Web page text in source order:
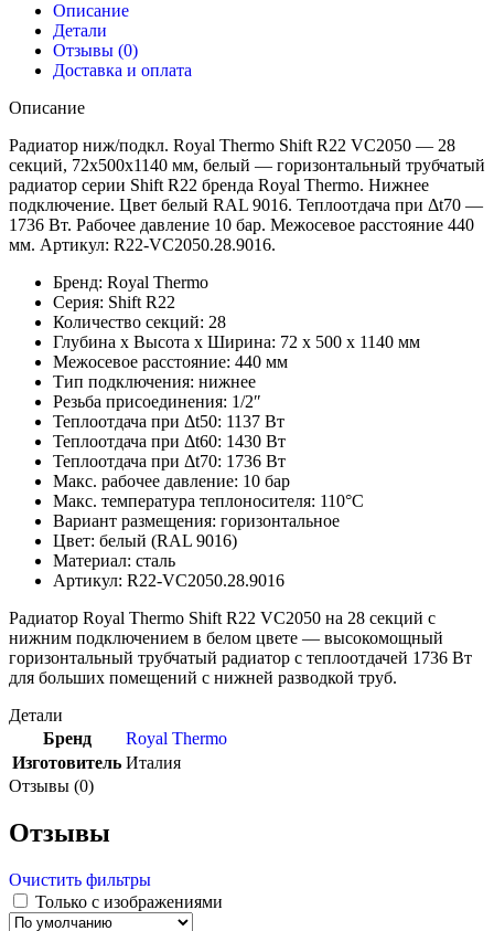
Описание
Детали
Отзывы (0)
Доставка и оплата
Описание
Радиатор ниж/подкл. Royal Thermo Shift R22 VC2050 — 28
секций, 72x500x1140 мм, белый — горизонтальный трубчатый
радиатор серии Shift R22 бренда Royal Thermo. Нижнее
подключение. Цвет белый RAL 9016. Теплоотдача при Δt70 —
1736 Вт. Рабочее давление 10 бар. Межосевое расстояние 440
мм. Артикул: R22-VC2050.28.9016.
Бренд: Royal Thermo
Серия: Shift R22
Количество секций: 28
Глубина x Высота x Ширина: 72 x 500 x 1140 мм
Межосевое расстояние: 440 мм
Тип подключения: нижнее
Резьба присоединения: 1/2″
Теплоотдача при Δt50: 1137 Вт
Теплоотдача при Δt60: 1430 Вт
Теплоотдача при Δt70: 1736 Вт
Макс. рабочее давление: 10 бар
Макс. температура теплоносителя: 110°C
Вариант размещения: горизонтальное
Цвет: белый (RAL 9016)
Материал: сталь
Артикул: R22-VC2050.28.9016
Радиатор Royal Thermo Shift R22 VC2050 на 28 секций с
нижним подключением в белом цвете — высокомощный
горизонтальный трубчатый радиатор с теплоотдачей 1736 Вт
для больших помещений с нижней разводкой труб.
Детали
Бренд
Royal Thermo
Изготовитель Италия
Отзывы (0)
Отзывы
Очистить фильтры
Только с изображениями